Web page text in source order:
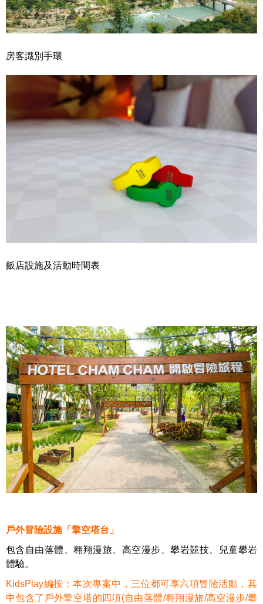
房客識別手環
飯店設施及活動時間表
戶外冒險設施「擎空塔台」
包含自由落體、翱翔漫旅、高空漫步、攀岩競技、兒童攀岩
體驗。
KidsPlay編按：本次專案中，三位都可享六項冒險活動，其
中包含了戶外擎空塔的四項(自由落體/翱翔漫旅/高空漫步/攀